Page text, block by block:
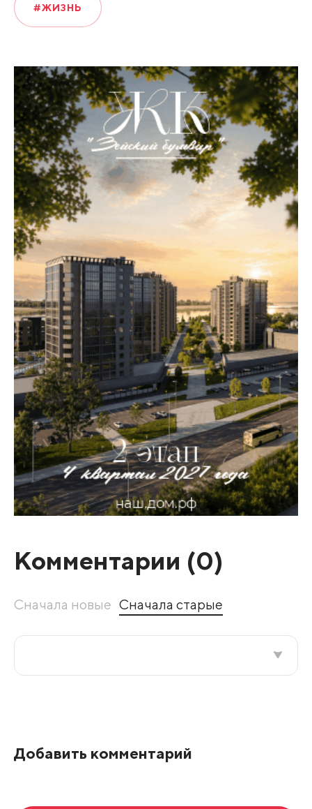
#ЖИЗНЬ
Комментарии (0)
Сначала новые Сначала старые
Добавить комментарий